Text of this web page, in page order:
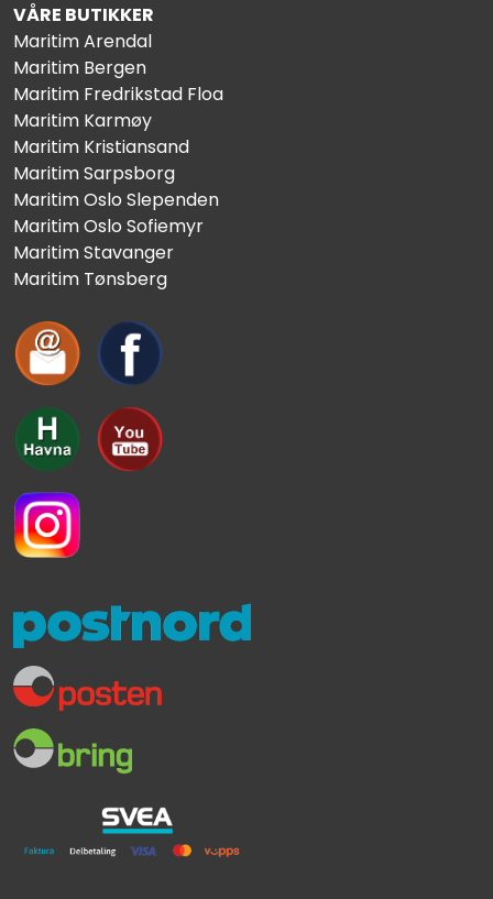
VÅRE BUTIKKER
Maritim Arendal
Maritim Bergen
Maritim Fredrikstad Floa
Maritim Karmøy
Maritim Kristiansand
Maritim Sarpsborg
Maritim Oslo Slependen
Maritim Oslo Sofiemyr
Maritim Stavanger
Maritim Tønsberg